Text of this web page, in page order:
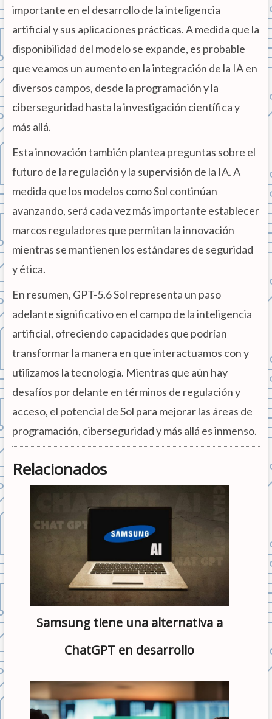
importante en el desarrollo de la inteligencia
artificial y sus aplicaciones prácticas. A medida que la
disponibilidad del modelo se expande, es probable
que veamos un aumento en la integración de la IA en
diversos campos, desde la programación y la
ciberseguridad hasta la investigación científica y
más allá.
Esta innovación también plantea preguntas sobre el
futuro de la regulación y la supervisión de la IA. A
medida que los modelos como Sol continúan
avanzando, será cada vez más importante establecer
marcos reguladores que permitan la innovación
mientras se mantienen los estándares de seguridad
y ética.
En resumen, GPT-5.6 Sol representa un paso
adelante significativo en el campo de la inteligencia
artificial, ofreciendo capacidades que podrían
transformar la manera en que interactuamos con y
utilizamos la tecnología. Mientras que aún hay
desafíos por delante en términos de regulación y
acceso, el potencial de Sol para mejorar las áreas de
programación, ciberseguridad y más allá es inmenso.
Relacionados
Samsung tiene una alternativa a
ChatGPT en desarrollo